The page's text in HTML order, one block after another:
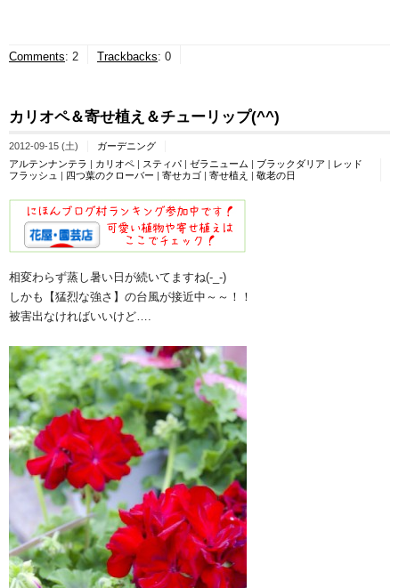
Comments: 2 Trackbacks: 0
カリオペ＆寄せ植え＆チューリップ(^^)
2012-09-15 (土)
ガーデニング
アルテンナンテラ | カリオペ | スティパ | ゼラニューム | ブラックダリア | レッド
フラッシュ | 四つ葉のクローバー | 寄せカゴ | 寄せ植え | 敬老の日
相変わらず蒸し暑い日が続いてますね(-_-)
しかも【猛烈な強さ】の台風が接近中～～！！
被害出なければいいけど….